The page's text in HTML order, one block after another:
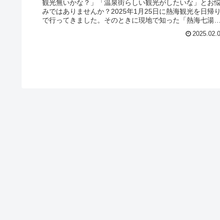
観光無いかな？」「温泉街らしい観光がしたいな」とお悩
みではありませんか？2025年1月25日に熱海観光を日帰り
で行ってきました。そのときに現地で知った「熱海七湯」